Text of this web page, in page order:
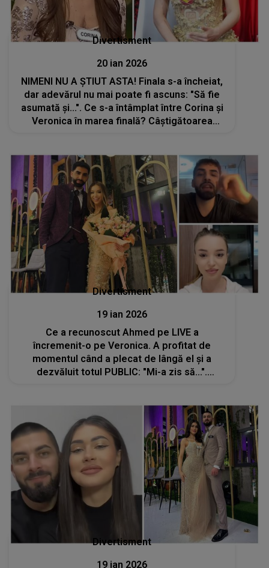
Divertisment
20 ian 2026
NIMENI NU A ȘTIUT ASTA! Finala s-a încheiat,
dar adevărul nu mai poate fi ascuns: "Să fie
asumată și...". Ce s-a întâmplat între Corina și
Veronica în marea finală? Câștigătoarea
Divertisment
19 ian 2026
Ce a recunoscut Ahmed pe LIVE a
încremenit-o pe Veronica. A profitat de
momentul când a plecat de lângă el și a
dezvăluit totul PUBLIC: "Mi-a zis să...".
Divertisment
19 ian 2026